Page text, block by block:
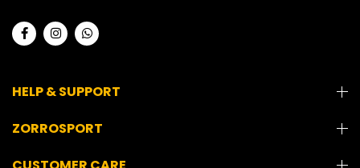
HELP & SUPPORT
ZORROSPORT